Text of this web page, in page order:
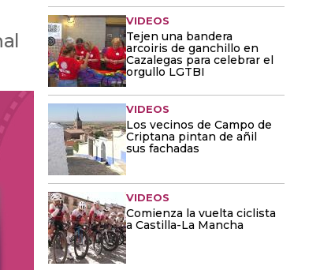
VIDEOS
Tejen una bandera
arcoiris de ganchillo en
Cazalegas para celebrar el
orgullo LGTBI
VIDEOS
Los vecinos de Campo de
Criptana pintan de añil
sus fachadas
VIDEOS
Comienza la vuelta ciclista
a Castilla-La Mancha